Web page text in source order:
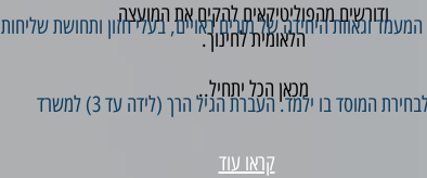
ודורשים מהפוליטיקאים להקים את המועצה
הלאומית לחינוך.
מכאן הכל יתחיל..
קראו עוד
וגאוות היחידה של מורים ראויים, בעלי חזון ותחושת שליחות
פתיחת איזורי הרישום והקמת מערך היסעים לאפשר מוביליות התלמיד לבחירת המוסד בו ילמד. העברת הגיל הרך (לידה עד 3) למשרד